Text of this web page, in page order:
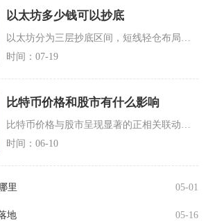
以太坊多少钱可以抄底
时间：07-19
比特币价格和股市有什么影响
比特币价格与股市呈现显著的正相关联动关系，核心受全球宏观流动性与风险偏好驱动，同时比特币具
时间：06-10
里 05-01
地 05-16